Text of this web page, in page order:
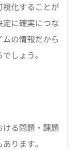
化することが
に確実につな
の情報だから
しょう。
る問題・課題
ります。